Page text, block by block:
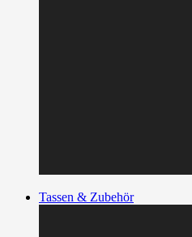
Tassen & Zubehör